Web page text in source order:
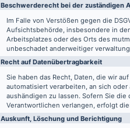
Beschwerde­recht bei der zuständigen
Im Falle von Verstößen gegen die
Aufsichtsbehörde, insbesondere in
Arbeitsplatzes oder des Orts des
unbeschadet anderweitiger
Recht auf Daten­übertrag­barkeit
Sie haben das Recht, Daten, die wir
automatisiert verarbeiten, an sich
aushändigen zu lassen. Sofern Sie
Verantwortlichen verlangen, erfolgt
Auskunft, Löschung und Berichtigung